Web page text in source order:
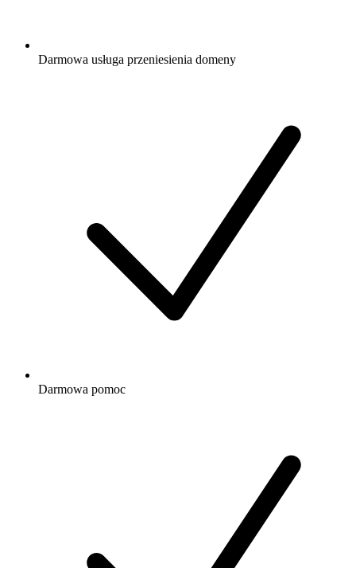
Darmowa usługa przeniesienia domeny
Darmowa pomoc